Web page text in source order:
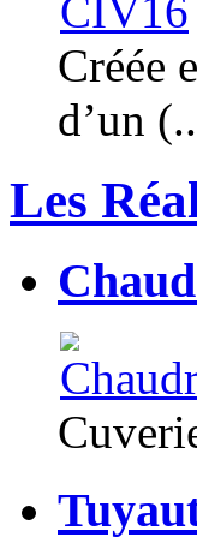
Créée
d’un
Les